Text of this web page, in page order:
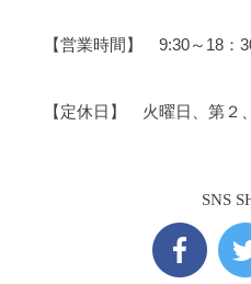
【営業時間】 9:30～18
【定休日】 火曜日、第２
SNS